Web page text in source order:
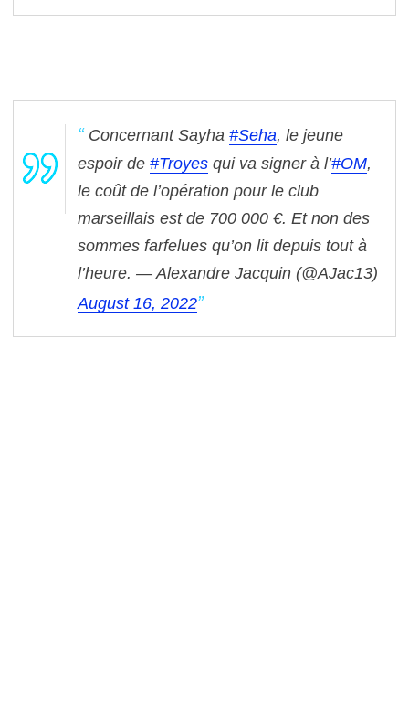
Concernant Sayha #Seha, le jeune
espoir de #Troyes qui va signer à l’#OM,
le coût de l’opération pour le club
marseillais est de 700 000 €. Et non des
sommes farfelues qu’on lit depuis tout à
l’heure. — Alexandre Jacquin (@AJac13)
August 16, 2022